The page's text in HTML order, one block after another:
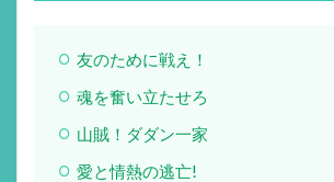
友のために戦え！
魂を奮い立たせろ
山賊！ダダン一家
愛と情熱の逃亡!